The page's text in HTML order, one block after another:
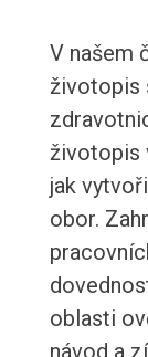
V našem
životopis
životopis
jak
obor.
oblasti
návod a